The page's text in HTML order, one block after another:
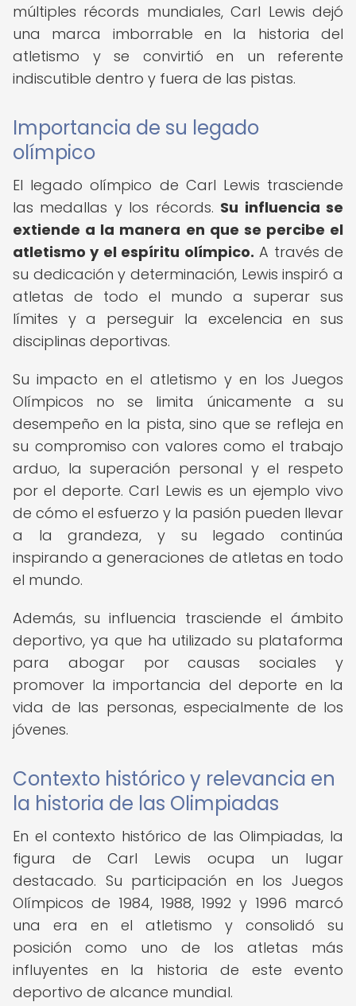
múltiples récords mundiales, Carl Lewis dejó
una marca imborrable en la historia del
atletismo y se convirtió en un referente
indiscutible dentro y fuera de las pistas.
Importancia de su legado
olímpico
El legado olímpico de Carl Lewis trasciende
las medallas y los récords. Su influencia se
extiende a la manera en que se percibe el
atletismo y el espíritu olímpico. A través de
su dedicación y determinación, Lewis inspiró a
atletas de todo el mundo a superar sus
límites y a perseguir la excelencia en sus
disciplinas deportivas.
Su impacto en el atletismo y en los Juegos
Olímpicos no se limita únicamente a su
desempeño en la pista, sino que se refleja en
su compromiso con valores como el trabajo
arduo, la superación personal y el respeto
por el deporte. Carl Lewis es un ejemplo vivo
de cómo el esfuerzo y la pasión pueden llevar
a la grandeza, y su legado continúa
inspirando a generaciones de atletas en todo
el mundo.
Además, su influencia trasciende el ámbito
deportivo, ya que ha utilizado su plataforma
para abogar por causas sociales y
promover la importancia del deporte en la
vida de las personas, especialmente de los
jóvenes.
Contexto histórico y relevancia en
la historia de las Olimpiadas
En el contexto histórico de las Olimpiadas, la
figura de Carl Lewis ocupa un lugar
destacado. Su participación en los Juegos
Olímpicos de 1984, 1988, 1992 y 1996 marcó
una era en el atletismo y consolidó su
posición como uno de los atletas más
influyentes en la historia de este evento
deportivo de alcance mundial.